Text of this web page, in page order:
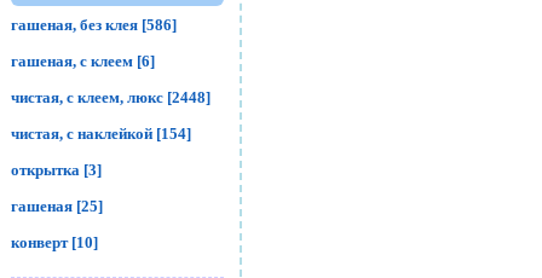
гашеная, без клея [586]
гашеная, с клеем [6]
чистая, с клеем, люкс [2448]
чистая, с наклейкой [154]
открытка [3]
гашеная [25]
конверт [10]